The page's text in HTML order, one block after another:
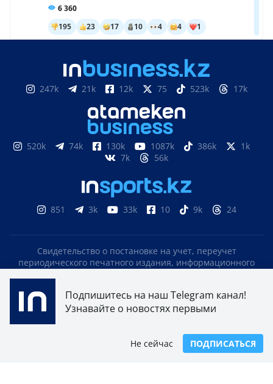
247k 21k 12k 75 523k 17k
520k 74k 130k 1087k 386k
1k
7k
56k
851 3k 33k 10 9k 24
Свидетельство о постановке на учет, переучет
периодического печатного издания, информационного
информации Министерства по инвестициям и развитию
Республики Казахстан.
телерадио канала №KZ23VJB00000123 выдано 08.09.2016
Комитетом связи, информатизации и информации
Подпишитесь на наш Telegram канал!
Узнавайте о новостях первыми
ПОДПИСАТЬСЯ
Не сейчас